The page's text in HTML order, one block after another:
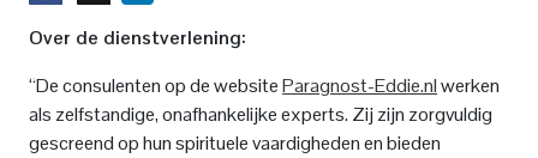
Over de dienstverlening:
“De consulenten op de websiteParagnost-Eddie.nlwerken
als zelfstandige, onafhankelijke experts. Zij zijn zorgvuldig
gescreend op hun spirituele vaardigheden en bieden